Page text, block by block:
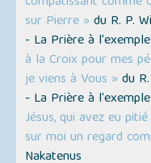
sur Pierre » du R. P.
- La Prière à
à la Croix pour mes
je viens à Vous » du
- La Prière à
Jésus, qui avez eu
sur moi un regard
Nakatenus